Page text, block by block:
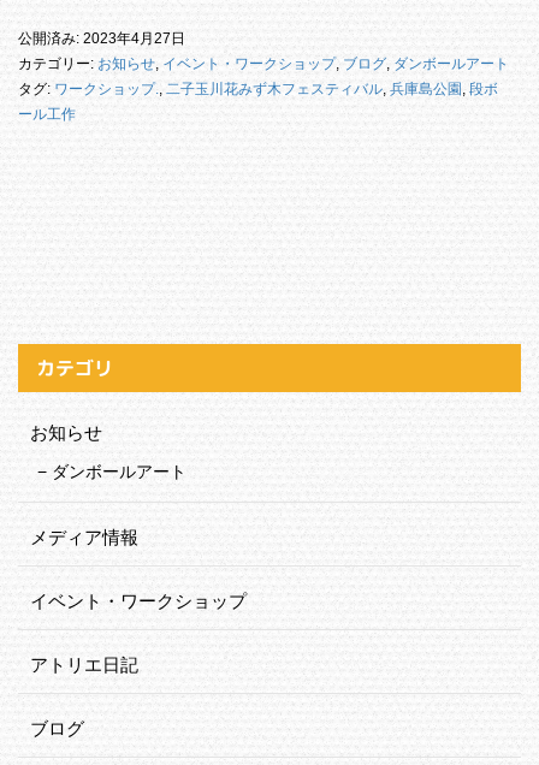
公開済み: 2023年4月27日
カテゴリー: お知らせ, イベント・ワークショップ, ブログ, ダンボールアート
タグ: ワークショップ., 二子玉川花みず木フェスティバル, 兵庫島公園 , 段ボ
ール工作
カテゴリ
お知らせ
ダンボールアート
メディア情報
イベント・ワークショップ
アトリエ日記
ブログ